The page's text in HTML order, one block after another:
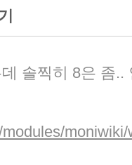
솔찍히 8은 좀